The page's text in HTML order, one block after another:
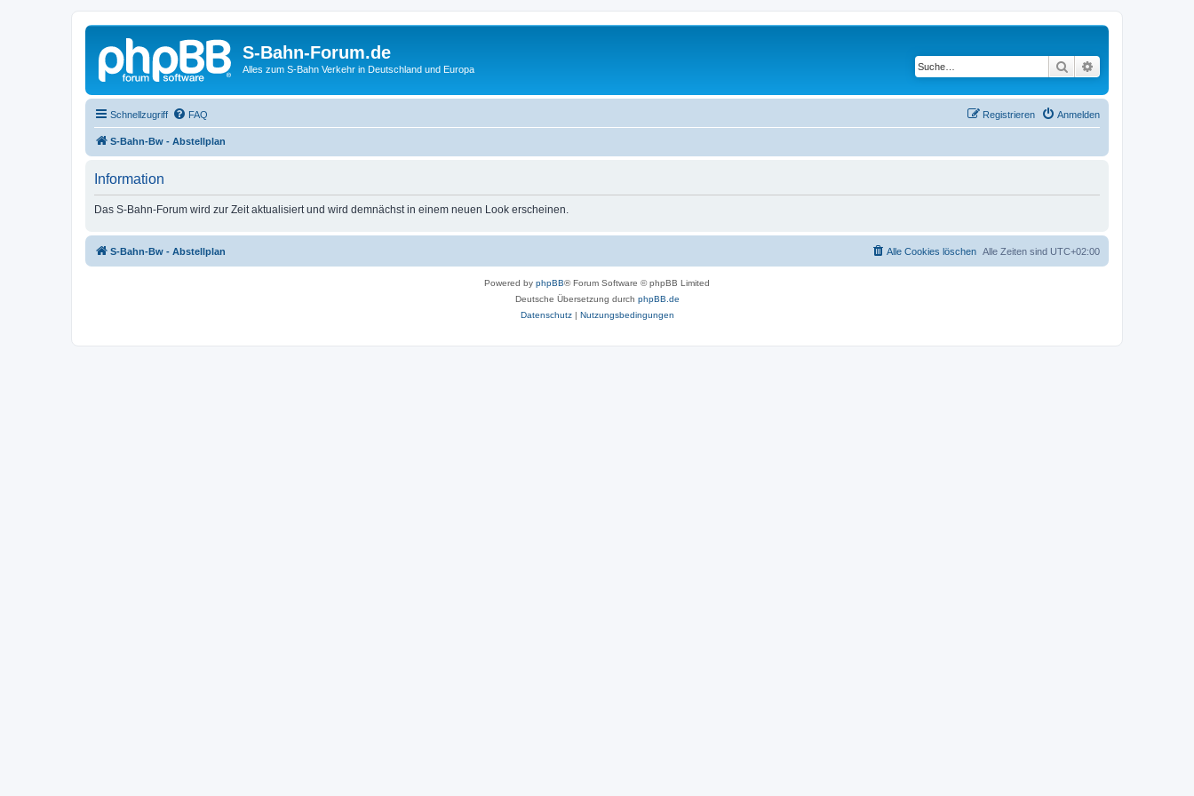
S-Bahn-Forum.de
Alles zum S-Bahn Verkehr in Deutschland und Europa Suche
Schnellzugriff FAQ Anmelden
Registrieren
S-Bahn-Bw - Abstellplan
Information
Das S-Bahn-Forum wird zur Zeit aktualisiert und wird demnächst in einem neuen Look erscheinen.
S-Bahn-Bw - Abstellplan Alle Zeiten sind UTC+02:00
Alle Cookies löschen
Powered by phpBB® Forum Software © phpBB Limited
Deutsche Übersetzung durch phpBB.de
Datenschutz| Nutzungsbedingungen